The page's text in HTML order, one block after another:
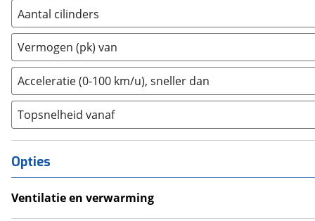
Geely ( 122
Genesis (17)
GMC (4)
Goupil (2)
Honda (566)
Hyundai (3690)
Infiniti
Iveco (30)
Aantal cilinders
2 (0)
3 58)
5 (0)
6 (0)
Vermogen (pk) van
Acceleratie (0-100 km/u), sneller dan
Topsnelheid vanaf
Opties
Ventilatie en verwarming